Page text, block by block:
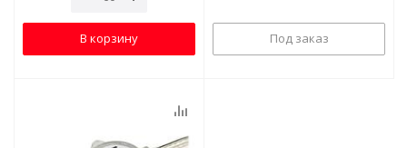
В корзину Под заказ